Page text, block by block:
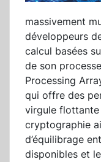
massivement
développeurs
calcul basées
de son
Processing
qui offre des
virgule flottante
cryptographie
d’équilibrage
disponibles et